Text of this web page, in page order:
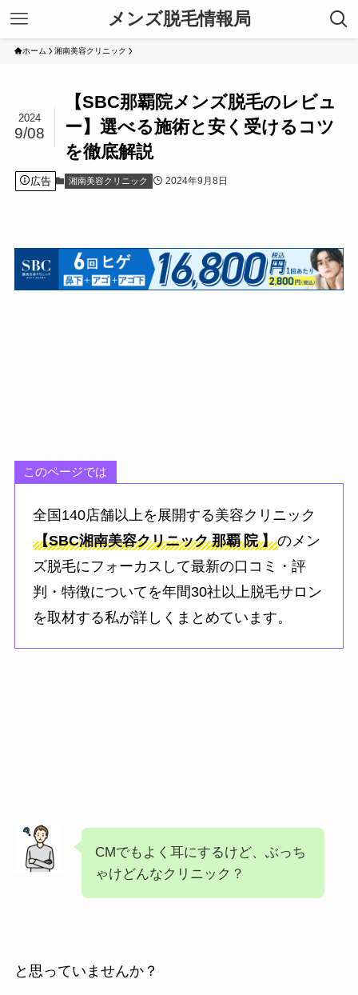
メンズ脱毛情報局
ホーム 湘南美容クリニック
【SBC那覇院メンズ脱毛のレビュ
ー】選べる施術と安く受けるコツ
を徹底解説
2024
9/08
広告 湘南美容クリニック 2024年9月8日
このページでは
全国140店舗以上を展開する美容クリニック
【SBC湘南美容クリニック 那覇 院 】のメン
ズ脱毛にフォーカスして最新の口コミ・評
判・特徴についてを年間30社以上脱毛サロン
を取材する私が詳しくまとめています。
CMでもよく耳にするけど、ぶっち
ゃけどんなクリニック？
と思っていませんか？